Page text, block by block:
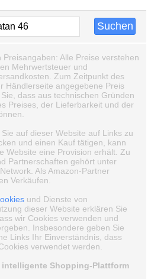
Alle Preise verstehen
Mehrwertsteuer und
Zum Zeitpunkt des
Händlerseite angegebene Preis
dass aus technischen Gründen
Preises, der Lieferbarkeit und der
auf dieser Website auf Links zu
und einen Kauf tätigen, kann
Website eine Provision erhält. Zu
Partnerschaften gehört unter
Als Amazon-Partner
Verkäufen.
und Dienste von
dieser Website erklären Sie
wir Cookies verwenden und
Insbesondere geben Sie
Links Ihr Einverständnis, dass
verwendet werden.
intelligente Shopping-Plattform